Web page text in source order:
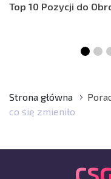
Top 10 Pozycji do
Strona główna
co się zmieniło